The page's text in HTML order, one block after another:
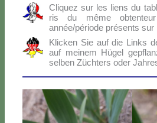
Cli­quez sur les liens du
ris du mê­me
année/période pré­sen­ts sur
Klic­ken Sie auf die Links
auf mei­nem Hü­gel
sel­ben Zü­ch­ters oder